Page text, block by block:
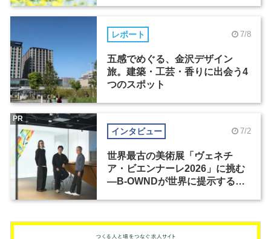
レポート 7/8
五感でめぐる、金沢デザイン
旅。建築・工芸・香りに出会う4
つのスポット
インタビュー 7/2
世界最古の美術展「ヴェネチ
ア・ビエンナーレ2026」に挑む
―B-OWNDが世界に提示する美
PR